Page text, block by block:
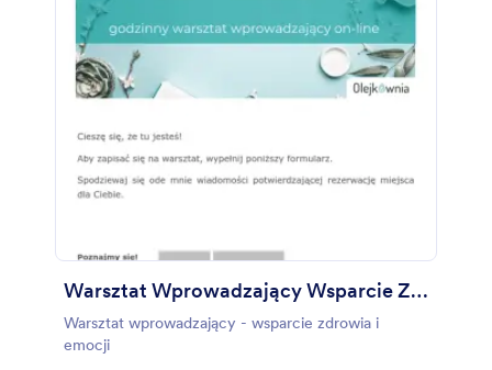
Warsztat Wprowadzający Wsparcie Zdrowia I Emocji
Warsztat wprowadzający - wsparcie zdrowia i
emocji